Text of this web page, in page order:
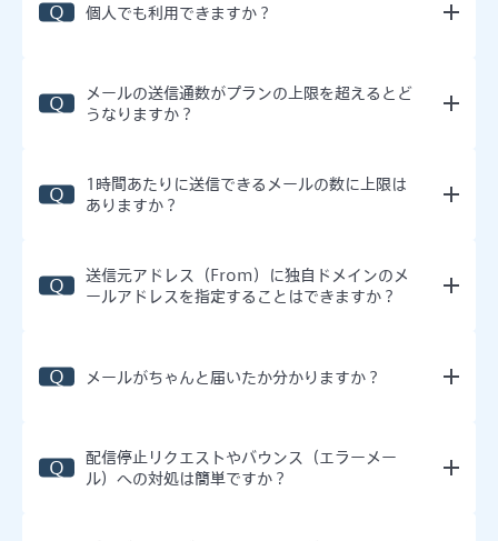
個人でも利用できますか？
メールの送信通数がプランの上限を超えるとど
うなりますか？
1時間あたりに送信できるメールの数に上限は
ありますか？
送信元アドレス（From）に独自ドメインのメ
ールアドレスを指定することはできますか？
メールがちゃんと届いたか分かりますか？
配信停止リクエストやバウンス（エラーメー
ル）への対処は簡単ですか？